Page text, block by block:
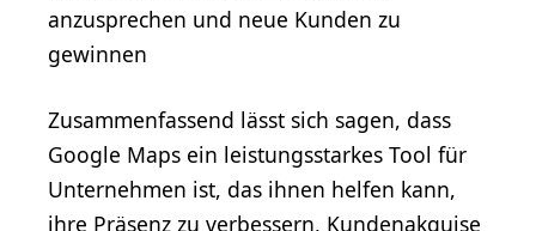
anzusprechen und neue Kunden zu
gewinnen
Zusammenfassend lässt sich sagen, dass
Google Maps ein leistungsstarkes Tool für
Unternehmen ist, das ihnen helfen kann,
ihre Präsenz zu verbessern, Kundenakquise